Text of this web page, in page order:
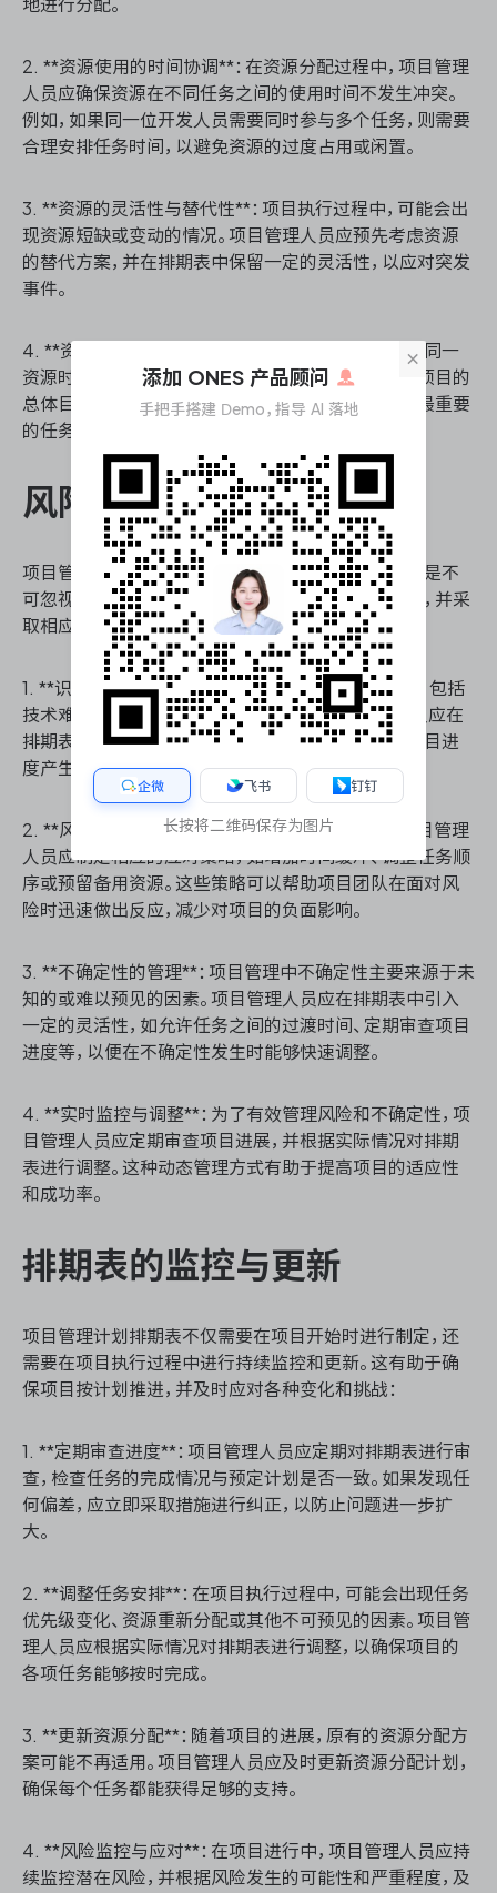
地进行分配。
2. **资源使用的时间协调**：在资源分配过程中，项目管理
人员应确保资源在不同任务之间的使用时间不发生冲突。
例如，如果同一位开发人员需要同时参与多个任务，则需要
合理安排任务时间，以避免资源的过度占用或闲置。
3. **资源的灵活性与替代性**：项目执行过程中，可能会出
现资源短缺或变动的情况。项目管理人员应预先考虑资源
的替代方案，并在排期表中保留一定的灵活性，以应对突发
事件。
4. **资源冲突的解决**：当项目中存在多个任务竞争同一
资源时，项目管理人员需要进行优先级评估，并根据项目的
总体目标和关键路径，对资源进行合理分配，以确保最重要
的任务得以优先完成。
风险与不确定性的考虑
项目管理计划排期表的制定过程中，风险与不确定性是不
可忽视的因素。项目管理人员需要充分考虑这些因素，并采
取相应的措施以确保项目顺利进行：
1. **识别潜在风险**：项目中可能存在多种潜在风险，包括
技术难题、人员变动、外部环境变化等。项目管理人员应在
排期表制定初期识别出这些风险，并评估其可能对项目进
度产生的影响。
2. **风险应对策略的制定**：对于识别出的风险，项目管理
人员应制定相应的应对策略，如增加时间缓冲、调整任务顺
序或预留备用资源。这些策略可以帮助项目团队在面对风
险时迅速做出反应，减少对项目的负面影响。
3. **不确定性的管理**：项目管理中不确定性主要来源于未
知的或难以预见的因素。项目管理人员应在排期表中引入
一定的灵活性，如允许任务之间的过渡时间、定期审查项目
进度等，以便在不确定性发生时能够快速调整。
4. **实时监控与调整**：为了有效管理风险和不确定性，项
目管理人员应定期审查项目进展，并根据实际情况对排期
表进行调整。这种动态管理方式有助于提高项目的适应性
和成功率。
排期表的监控与更新
项目管理计划排期表不仅需要在项目开始时进行制定，还
需要在项目执行过程中进行持续监控和更新。这有助于确
保项目按计划推进，并及时应对各种变化和挑战：
1. **定期审查进度**：项目管理人员应定期对排期表进行审
查，检查任务的完成情况与预定计划是否一致。如果发现任
何偏差，应立即采取措施进行纠正，以防止问题进一步扩
大。
2. **调整任务安排**：在项目执行过程中，可能会出现任务
优先级变化、资源重新分配或其他不可预见的因素。项目管
理人员应根据实际情况对排期表进行调整，以确保项目的
各项任务能够按时完成。
3. **更新资源分配**：随着项目的进展，原有的资源分配方
案可能不再适用。项目管理人员应及时更新资源分配计划，
确保每个任务都能获得足够的支持。
4. **风险监控与应对**：在项目进行中，项目管理人员应持
续监控潜在风险，并根据风险发生的可能性和严重程度，及
×
添加 ONES 产品顾问
手把手搭建 Demo，指导 AI 落地
企微 飞书 钉钉
长按将二维码保存为图片